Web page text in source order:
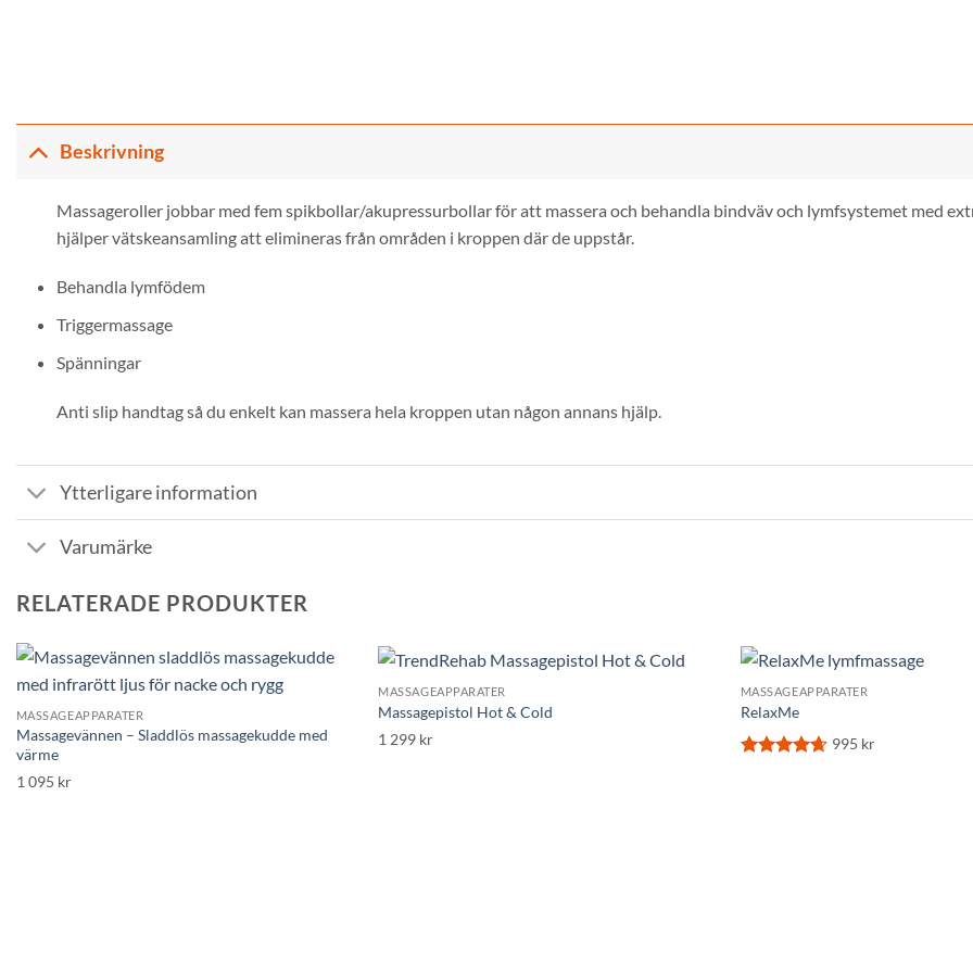
Beskrivning
Massageroller jobbar med fem spikbollar/akupressurbollar för att massera och behandla bindväv och lymfsystemet med
hjälper vätskeansamling att elimineras från områden i kroppen där de uppstår.
Behandla lymfödem
Triggermassage
Spänningar
Anti slip handtag så du enkelt kan massera hela kroppen utan någon annans hjälp.
Ytterligare information
Varumärke
RELATERADE PRODUKTER
MASSAGEAPPARATER
Massagevännen – Sladdlös massagekudde med
värme
1 095 kr
MASSAGEAPPARATER
Massagepistol Hot & Cold
1 299 kr
MASSAGEAPPARATER
RelaxMe
995 kr